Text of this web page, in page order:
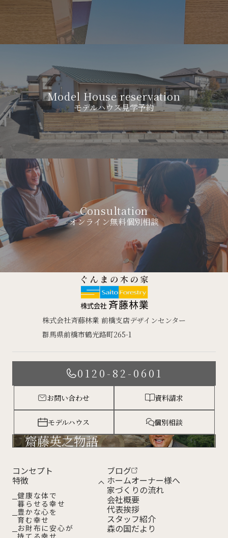
Model House reservation
モデルハウス見学予約
Consultation
オンライン無料個別相談
株式会社斉藤林業 前橋支店デザインセンター
群馬県前橋市鶴光路町265-1
コンセプト
特徴
健康な体で
暮らせる幸せ
豊かな心を
育む幸せ
お財布に安心が
持てる幸せ
ブログ
ホームオーナー様へ
家づくりの流れ
会社概要
代表挨拶
スタッフ紹介
森の国だより
0120-82-0601
お問い合わせ 資料請求
モデルハウス 個別相談
齋藤英之物語